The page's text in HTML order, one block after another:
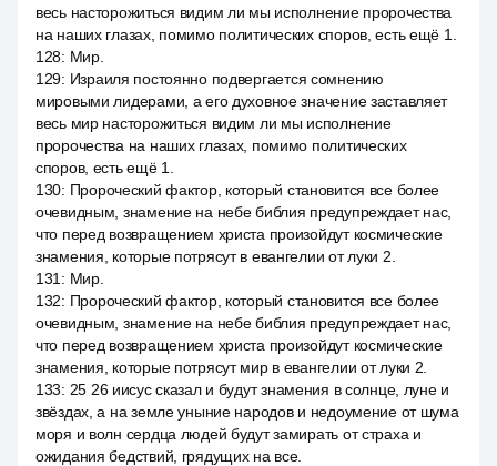
весь насторожиться видим ли мы исполнение пророчества
на наших глазах, помимо политических споров, есть ещё 1.
128: Мир.
129: Израиля постоянно подвергается сомнению
мировыми лидерами, а его духовное значение заставляет
весь мир насторожиться видим ли мы исполнение
пророчества на наших глазах, помимо политических
споров, есть ещё 1.
130: Пророческий фактор, который становится все более
очевидным, знамение на небе библия предупреждает нас,
что перед возвращением христа произойдут космические
знамения, которые потрясут в евангелии от луки 2.
131 : Мир.
132: Пророческий фактор, который становится все более
очевидным, знамение на небе библия предупреждает нас,
что перед возвращением христа произойдут космические
знамения, которые потрясут мир в евангелии от луки 2.
133: 25 26 иисус сказал и будут знамения в солнце, луне и
звёздах, а на земле уныние народов и недоумение от шума
моря и волн сердца людей будут замирать от страха и
ожидания бедствий, грядущих на все.